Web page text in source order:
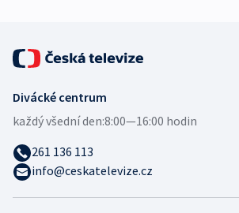
Divácké centrum
každý všední den:8:00—16:00 hodin
261 136 113
info@ceskatelevize.cz